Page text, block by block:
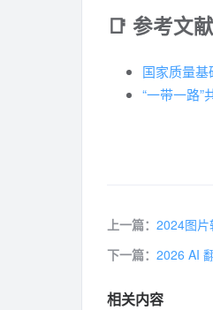
📑 参考文
国家质量
“一带一路
上一篇： 2024图片
下一篇： 2026 AI
相关内容